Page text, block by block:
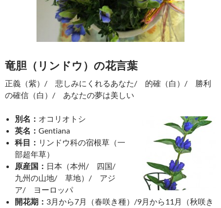
竜胆（リンドウ）の花言葉
正義（紫）/ 悲しみにくれるあなた/ 的確（白）/ 勝利
の確信（白）/ あなたの夢は美しい
別名： オコリオトシ
英名： Gentiana
科目： リンドウ科の宿根草（一
部超年草）
原産国： 日本（本州/ 四国/
九州の山地/ 草地）/ アジ
ア/ ヨーロッパ
開花期： 3月から7月（春咲き種）/9月から11月（秋咲き